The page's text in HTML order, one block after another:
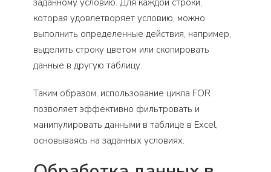
которая удовлетворяет условию, можно
выполнить определенные действия, например,
выделить строку цветом или скопировать
данные в другую таблицу.
Таким образом, использование цикла FOR
позволяет эффективно фильтровать и
манипулировать данными в таблице в Excel,
основываясь на заданных условиях.